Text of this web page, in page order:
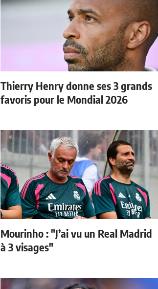
Thierry Henry donne ses 3 grands
favoris pour le Mondial 2026
Mourinho : "J’ai vu un Real Madrid
à 3 visages"